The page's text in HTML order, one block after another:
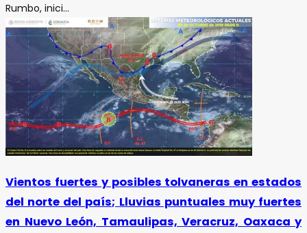
Rumbo, inici...
Vientos fuertes y posibles tolvaneras en estados
del norte del país; Lluvias puntuales muy fuertes
en Nuevo León, Tamaulipas, Veracruz, Oaxaca y